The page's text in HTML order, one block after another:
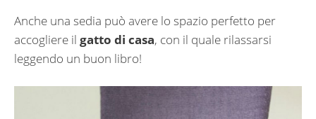
Anche una sedia può avere lo spazio perfetto per
accogliere il gatto di casa, con il quale rilassarsi
leggendo un buon libro!